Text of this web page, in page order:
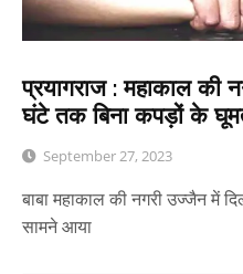
प्रयागराज : महाकाल की
घंटे तक बिना कपड़ों के
September 27, 2023
बाबा महाकाल की नगरी उज्जैन में
सामने आया